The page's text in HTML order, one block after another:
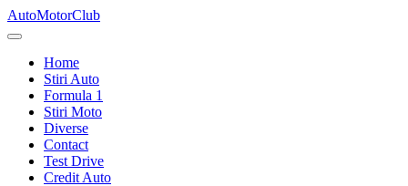
Skip
to
AutoMotorClub
Totul
masini
pasionatii
masini
Home
Stiri Auto
Formula 1
Stiri Moto
Diverse
Contact
Test Drive
Credit Auto